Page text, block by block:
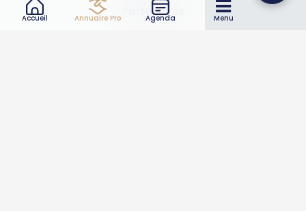
Accueil Annuaire Pro Agenda Menu
Partenaires